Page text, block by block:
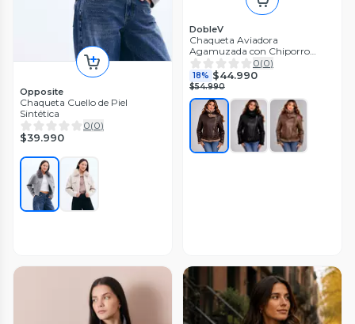
Opposite
Chaqueta Cuello de Piel
Sintética
0(0)
$39.990
DobleV
Chaqueta Aviadora
Agamuzada con Chiporro
Mujer
0(0)
18% $44.990
$54.990